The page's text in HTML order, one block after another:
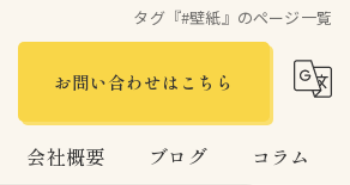
タグ『#壁紙』のページ一覧
お問い合わせはこちら
会社概要 ブログ コラム